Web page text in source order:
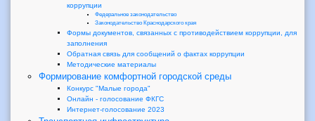
коррупции
Федеральное законодательство
Законодательство Краснодарского края
Формы документов, связанных с противодействием коррупции, для
заполнения
Обратная связь для сообщений о фактах коррупции
Методические материалы
Формирование комфортной городской среды
Конкурс "Малые города"
Онлайн - голосование ФКГС
Интернет-голосование 2023